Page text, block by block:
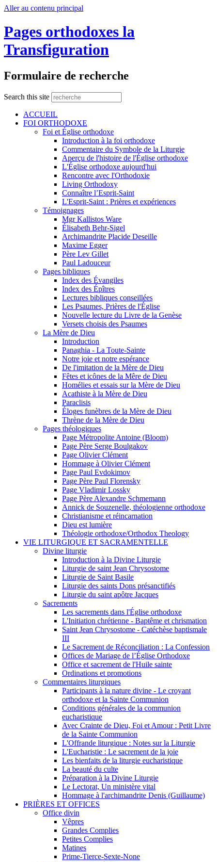
Aller au contenu principal
Pages orthodoxes la
Transfiguration
Formulaire de recherche
Search this site
ACCUEIL
FOI ORTHODOXE
Foi et Église orthodoxe
Introduction à la foi orthodoxe
Commentaire du Symbole de la Liturgie
Aperçu de l'histoire de l'Église orthodoxe
L'Église orthodoxe aujourd'hui
Rencontre avec l'Orthodoxie
Living Orthodoxy
Connaître l’Esprit-Saint
L'Esprit-Saint : Prières et expériences
Témoignages
Mgr Kallistos Ware
Élisabeth Behr-Sigel
Archimandrite Placide Deseille
Maxime Egger
Père Lev Gillet
Paul Ladouceur
Pages bibliques
Index des Évangiles
Index des Épîtres
Lectures bibliques conseillées
Les Psaumes, Prières de l'Église
Nouvelle lecture du Livre de la Genèse
Versets choisis des Psaumes
La Mère de Dieu
Introduction
Panaghia - La Toute-Sainte
Notre joie et notre espérance
De l'imitation de la Mère de Dieu
Fêtes et icônes de la Mêre de Dieu
Homélies et essais sur la Mère de Dieu
Acathiste à la Mère de Dieu
Paraclisis
Éloges funèbres de la Mère de Dieu
Thrène de la Mère de Dieu
Pages théologiques
Page Métropolite Antoine (Bloom)
Page Père Serge Boulgakov
Page Olivier Clément
Hommage à Olivier Clément
Page Paul Evdokimov
Page Père Paul Florensky
Page Vladimir Lossky
Page Père Alexandre Schmemann
Annick de Souzenelle, théologienne orthodoxe
Christianisme et réincarnation
Dieu est lumière
Théologie orthodoxe/Orthodox Theology
VIE LITURGIQUE ET SACRAMENTELLE
Divine liturgie
Introduction à la Divine Liturgie
Liturgie de saint Jean Chrysostome
Liturgie de Saint Basile
Liturgie des saints Dons présanctifiés
Liturgie du saint apôtre Jacques
Sacrements
Les sacrements dans l'Église orthodoxe
L'Initiation chrétienne - Baptême et chrismation
Saint Jean Chrysostome - Catéchèse baptismale
III
Le Sacrement de Réconciliation : La Confession
Offices de Mariage de l’Église Orthodoxe
Office et sacrement de l'Huile sainte
Ordinations et promotions
Commentaires liturgiques
Participants à la nature divine - Le croyant
orthodoxe et la Sainte Communion
Conditions générales de la communion
eucharistique
Avec Crainte de Dieu, Foi et Amour : Petit Livre
de la Sainte Communion
L'Offrande liturgique : Notes sur la Liturgie
L'Eucharistie : Le sacrement de la joie
Les bienfaits de la liturgie eucharistique
La beauté du culte
Préparation à la Divine Liturgie
Le Lectorat, Un ministère vital
Hommage à l'archimandrite Denis (Guillaume)
PRIÈRES ET OFFICES
Office divin
Vêpres
Grandes Complies
Petites Complies
Matines
Prime-Tierce-Sexte-None